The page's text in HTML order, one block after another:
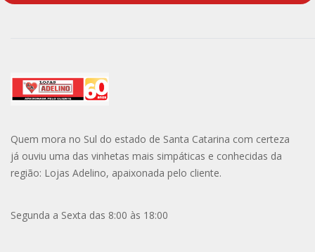
Quem mora no Sul do estado de Santa Catarina com certeza
já ouviu uma das vinhetas mais simpáticas e conhecidas da
região: Lojas Adelino, apaixonada pelo cliente.
Segunda a Sexta das 8:00 às 18:00